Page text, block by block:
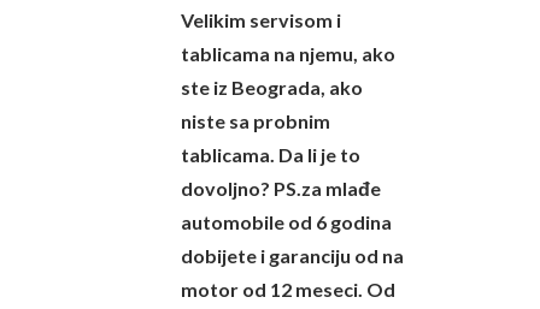
Velikim servisom i
tablicama na njemu, ako
ste iz Beograda, ako
niste sa probnim
tablicama. Da li je to
dovoljno? PS.za mlađe
automobile od 6 godina
dobijete i garanciju od na
motor od 12 meseci. Od